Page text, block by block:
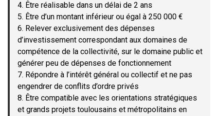
4. Être réalisable dans un délai de 2 ans
5. Être d’un montant inférieur ou égal à 250 000 €
6. Relever exclusivement des dépenses
d’investissement correspondant aux domaines de
compétence de la collectivité, sur le domaine public et
générer peu de dépenses de fonctionnement
7. Répondre à l’intérêt général ou collectif et ne pas
engendrer de conflits d’ordre privés
8. Être compatible avec les orientations stratégiques
et grands projets toulousains et métropolitains en